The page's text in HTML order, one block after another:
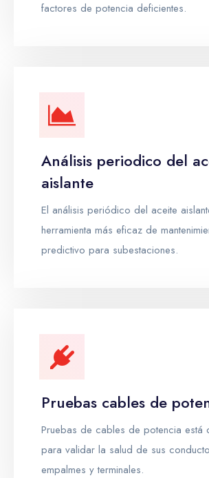
factores de potencia deficientes.
Análisis periodico del
aislante
El análisis periódico del aceite
herramienta más eficaz de
predictivo para subestaciones.
Pruebas cables de
Pruebas de cables de potencia está
para validar la salud de sus
empalmes y terminales.